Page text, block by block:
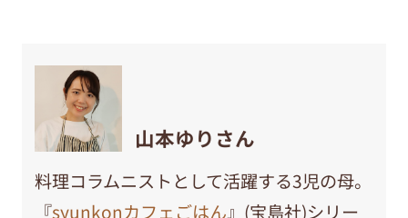
山本ゆりさん
料理コラムニストとして活躍する3児の母。
『syunkonカフェごはん』(宝島社)シリー